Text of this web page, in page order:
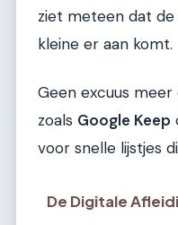
ziet meteen dat
kleine er aan komt.
Geen excuus
zoals Google Keep
voor snelle lijstjes
De Digitale